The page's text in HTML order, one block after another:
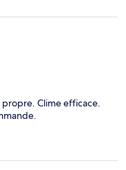
Clime efficace.